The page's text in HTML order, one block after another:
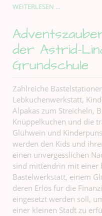
WEITERLESEN …
VIEHWEG-
OBERSCHULE
der Astrid-
Grundschule
Zahlreiche
Lebkuchenwerkstatt,
Alpakas zum Streicheln,
Knüppelkuchen und die
Glühwein und
werden den Kids und
einen unvergesslichen
sind mittendrin mit einer
Bastelwerkstatt, einem
deren Erlös für die
eingesetzt werden soll,
einer kleinen Stadt zu